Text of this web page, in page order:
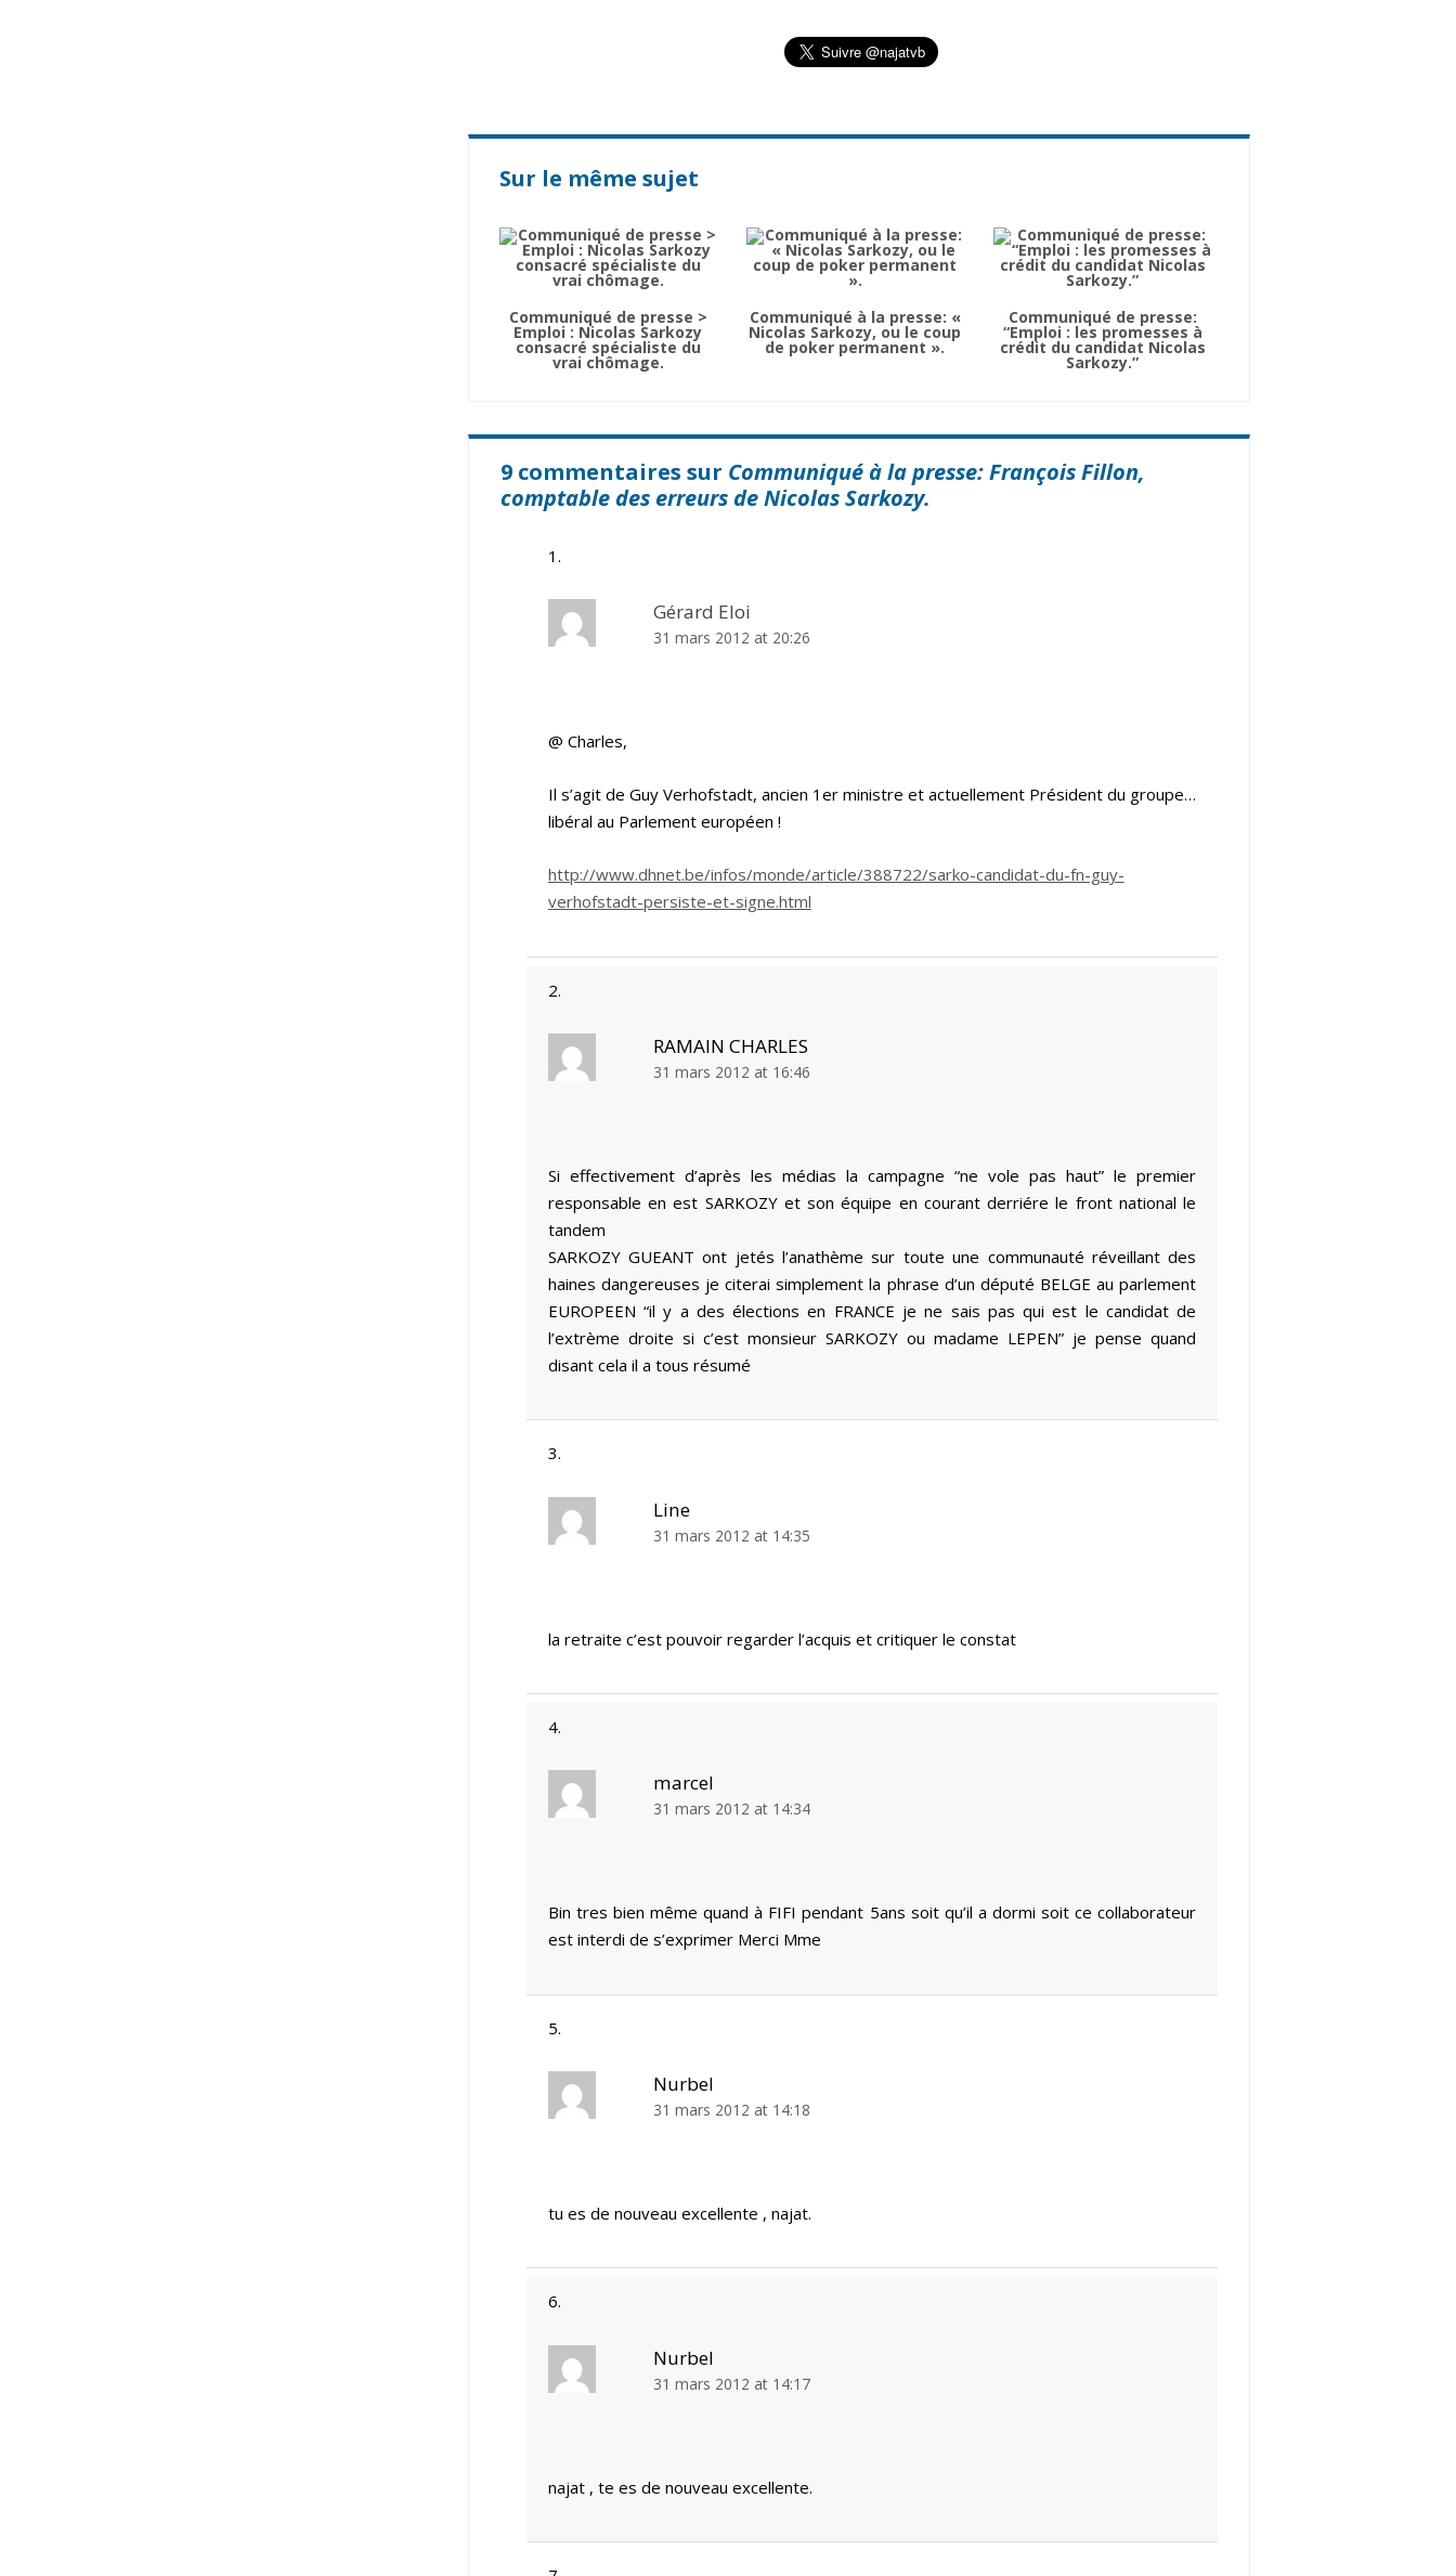
Sur le même sujet
Communiqué de presse >
Emploi : Nicolas Sarkozy
consacré spécialiste du
vrai chômage.
Communiqué à la presse: «
Nicolas Sarkozy, ou le coup
de poker permanent ».
Communiqué de presse:
“Emploi : les promesses à
crédit du candidat Nicolas
Sarkozy.”
9 commentaires sur Communiqué à la presse: François Fillon,
comptable des erreurs de Nicolas Sarkozy.
Gérard Eloi
31 mars 2012 at 20:26
@ Charles,
Il s’agit de Guy Verhofstadt, ancien 1er ministre et actuellement Président du groupe…
libéral au Parlement européen !
http://www.dhnet.be/infos/monde/article/388722/sarko-candidat-du-fn-guy-
verhofstadt-persiste-et-signe.html
RAMAIN CHARLES
31 mars 2012 at 16:46
Si effectivement d’après les médias la campagne “ne vole pas haut” le premier
responsable en est SARKOZY et son équipe en courant derriére le front national le
tandem
SARKOZY GUEANT ont jetés l’anathème sur toute une communauté réveillant des
haines dangereuses je citerai simplement la phrase d’un député BELGE au parlement
EUROPEEN “il y a des élections en FRANCE je ne sais pas qui est le candidat de
l’extrème droite si c’est monsieur SARKOZY ou madame LEPEN” je pense quand
disant cela il a tous résumé
Line
31 mars 2012 at 14:35
la retraite c’est pouvoir regarder l’acquis et critiquer le constat
marcel
31 mars 2012 at 14:34
Bin tres bien même quand à FIFI pendant 5ans soit qu’il a dormi soit ce collaborateur
est interdi de s’exprimer Merci Mme
Nurbel
31 mars 2012 at 14:18
tu es de nouveau excellente , najat.
Nurbel
31 mars 2012 at 14:17
najat , te es de nouveau excellente.